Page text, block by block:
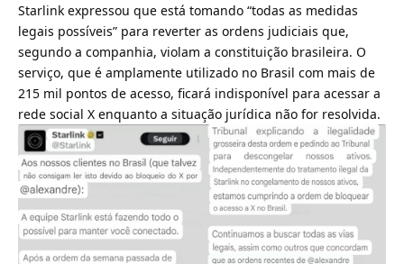
Starlink expressou que está tomando “todas as medidas
legais possíveis” para reverter as ordens judiciais que,
segundo a companhia, violam a constituição brasileira. O
serviço, que é amplamente utilizado no Brasil com mais de
215 mil pontos de acesso, ficará indisponível para acessar a
rede social X enquanto a situação jurídica não for resolvida.